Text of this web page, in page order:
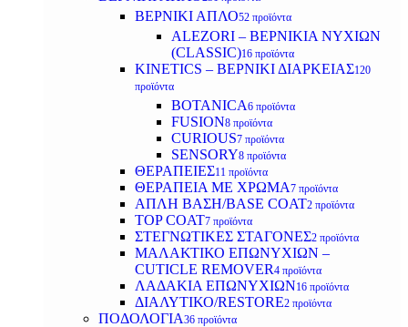
ΒΕΡΝΙΚΙ ΑΠΛΟ52 προϊόντα
ALEZORI – ΒΕΡΝΙΚΙΑ ΝΥΧΙΩΝ
(CLASSIC)16 προϊόντα
KINETICS – ΒΕΡΝΙΚΙ ΔΙΑΡΚΕΙΑΣ120
προϊόντα
BOTANICA6 προϊόντα
FUSION8 προϊόντα
CURIOUS7 προϊόντα
SENSORY8 προϊόντα
ΘΕΡΑΠΕΙΕΣ11 προϊόντα
ΘΕΡΑΠΕΙΑ ΜΕ ΧΡΩΜΑ7 προϊόντα
ΑΠΛΗ ΒΑΣΗ/BASE COAT2 προϊόντα
TOP COAT7 προϊόντα
ΣΤΕΓΝΩΤΙΚΕΣ ΣΤΑΓΟΝΕΣ2 προϊόντα
ΜΑΛΑΚΤΙΚΟ ΕΠΩΝΥΧΙΩΝ –
CUTICLE REMOVER4 προϊόντα
ΛΑΔΑΚΙΑ ΕΠΩΝΥΧΙΩΝ16 προϊόντα
ΔΙΑΛΥΤΙΚΟ/RESTORE2 προϊόντα
ΠΟΔΟΛΟΓΙΑ36 προϊόντα